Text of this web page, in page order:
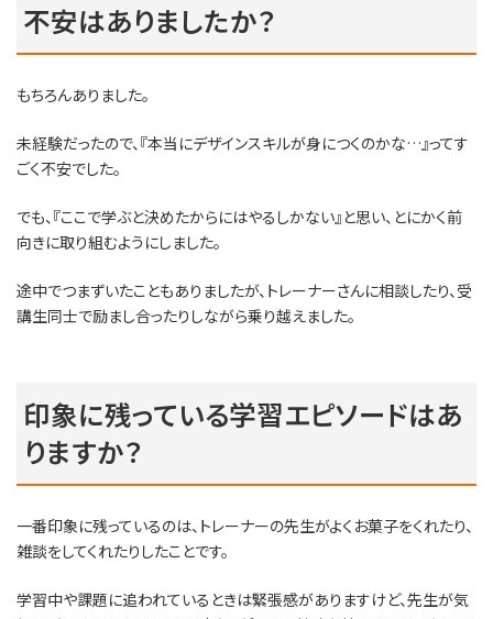
不安はありましたか？
もちろんありました。
未経験だったので、『本当にデザインスキルが身につくのかな…』ってす
ごく不安でした。
でも、『ここで学ぶと決めたからにはやるしかない』と思い、とにかく前
向きに取り組むようにしました。
途中でつまずいたこともありましたが、トレーナーさんに相談したり、受
講生同士で励まし合ったりしながら乗り越えました。
印象に残っている学習エピソードはあ
りますか？
一番印象に残っているのは、トレーナーの先生がよくお菓子をくれたり、
雑談をしてくれたりしたことです。
学習中や課題に追われているときは緊張感がありますけど、先生が気